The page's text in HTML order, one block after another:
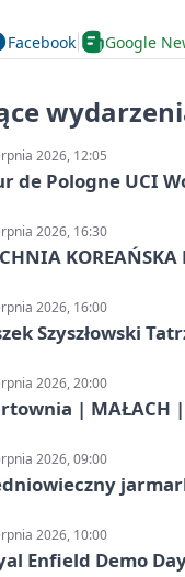
Facebook Google
2026, 12:05
de Pologne UCI
2026, 16:30
2026, 16:00
Szyszłowski
2026, 20:00
| MAŁACH
2026, 09:00
2026, 10:00
Enfield Demo